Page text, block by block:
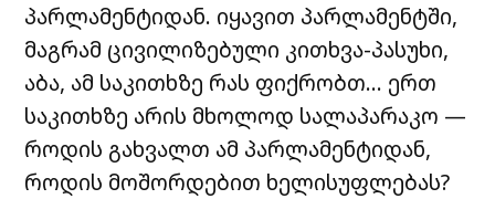
პარლამენტიდან. იყავით პარლამენტში,
მაგრამ ცივილიზებული კითხვა-პასუხი,
აბა, ამ საკითხზე რას ფიქრობთ… ერთ
საკითხზე არის მხოლოდ სალაპარაკო —
როდის გახვალთ ამ პარლამენტიდან,
როდის მოშორდებით ხელისუფლებას?